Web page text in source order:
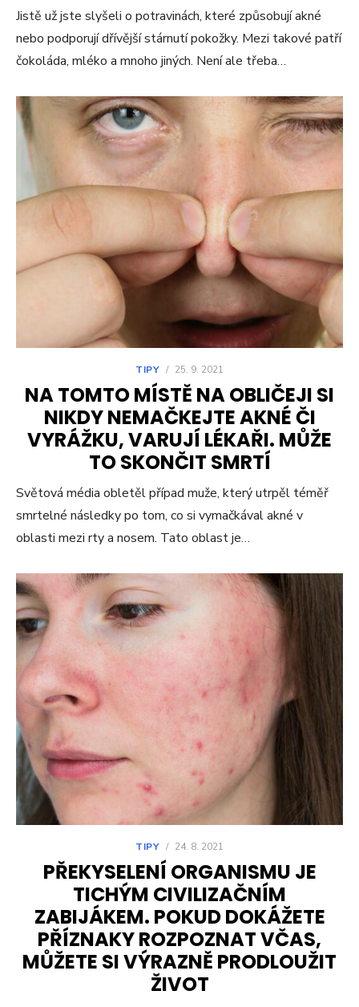
Jistě už jste slyšeli o potravinách, které způsobují akné
nebo podporují dřívější stárnutí pokožky. Mezi takové patří
čokoláda, mléko a mnoho jiných. Není ale třeba…
TIPY / 25. 9. 2021
NA TOMTO MÍSTĚ NA OBLIČEJI SI
NIKDY NEMAČKEJTE AKNÉ ČI
VYRÁŽKU, VARUJÍ LÉKAŘI. MŮŽE
TO SKONČIT SMRTÍ
Světová média obletěl případ muže, který utrpěl téměř
smrtelné následky po tom, co si vymačkával akné v
oblasti mezi rty a nosem. Tato oblast je…
TIPY / 24. 8. 2021
PŘEKYSELENÍ ORGANISMU JE
TICHÝM CIVILIZAČNÍM
ZABIJÁKEM. POKUD DOKÁŽETE
PŘÍZNAKY ROZPOZNAT VČAS,
MŮŽETE SI VÝRAZNĚ PRODLOUŽIT
ŽIVOT